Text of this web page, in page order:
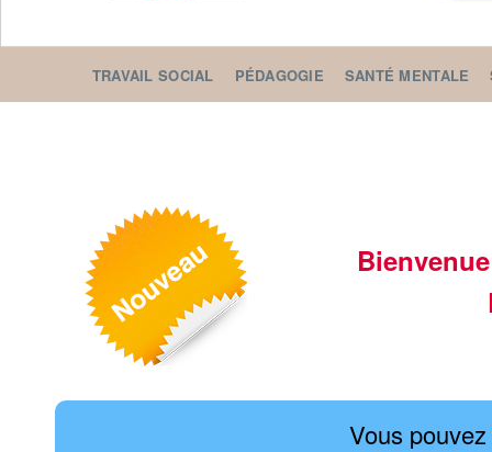
TRAVAIL SOCIAL PÉDAGOGIE SANTÉ MENTALE
Vous